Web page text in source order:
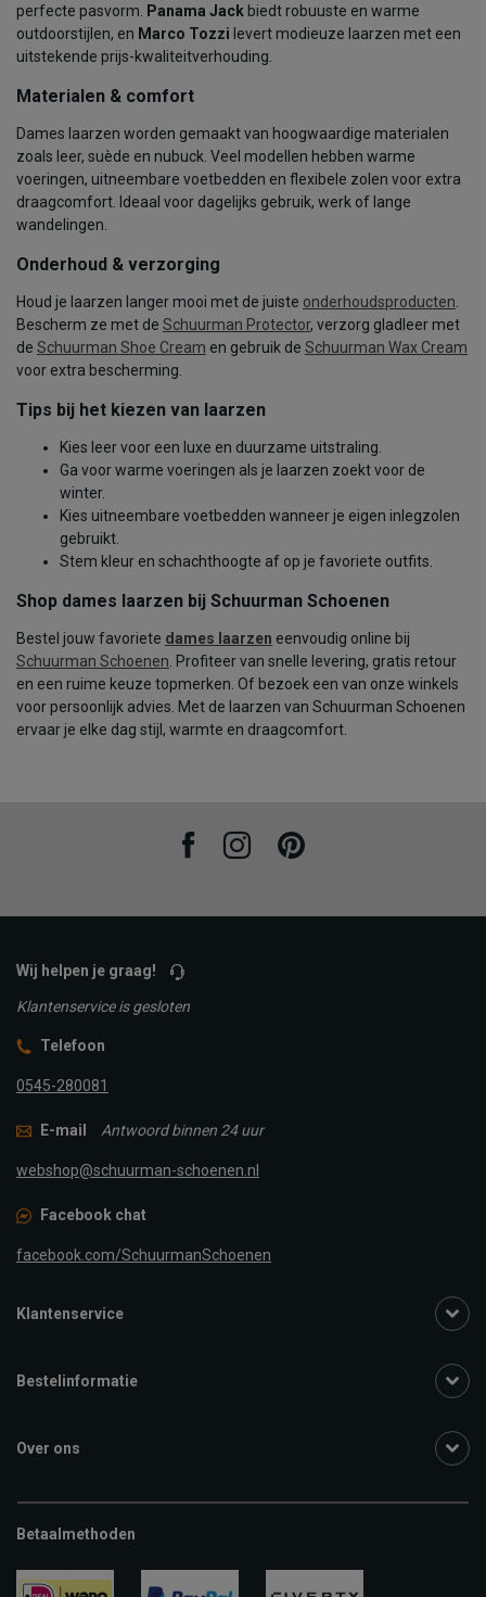
perfecte pasvorm.
Panama Jack biedt robuuste en warme
outdoorstijlen, en Marco Tozzi levert modieuze laarzen met een
uitstekende prijs-kwaliteitverhouding.
Materialen & comfort
Dames laarzen worden gemaakt van hoogwaardige materialen
zoals leer, suède en nubuck. Veel modellen hebben warme
voeringen, uitneembare voetbedden en flexibele zolen voor extra
draagcomfort. Ideaal voor dagelijks gebruik, werk of lange
wandelingen.
Onderhoud & verzorging
Houd je laarzen langer mooi met de juiste onderhoudsproducten
Bescherm ze met de Schuurman Protector, verzorg gladleer met
de Schuurman Shoe Cream en gebruik de Schuurman Wax Cream
voor extra bescherming.
Tips bij het kiezen van laarzen
Kies leer voor een luxe en duurzame uitstraling.
Ga voor warme voeringen als je laarzen zoekt voor de
winter.
Kies uitneembare voetbedden wanneer je eigen inlegzolen
gebruikt.
Stem kleur en schachthoogte af op je favoriete outfits.
Shop dames laarzen bij Schuurman Schoenen
Bestel jouw favoriete dames laarzen eenvoudig online bij
Schuurman Schoenen . Profiteer van snelle levering, gratis retour
en een ruime keuze topmerken. Of bezoek een van onze winkels
voor persoonlijk advies. Met de laarzen van Schuurman Schoenen
ervaar je elke dag stijl, warmte en draagcomfort.
FacebookInstagramPinterest
Wij helpen je graag!
Klantenservice is gesloten
Telefoon
0545-280081
E-mail Antwoord binnen 24 uur
webshop@schuurman-schoenen.nl
Facebook chat
facebook.com/SchuurmanSchoenen
Klantenservice
Bestelinformatie
Over ons
Betaalmethoden